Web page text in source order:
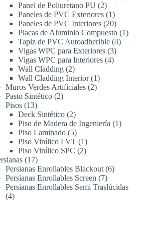
Panel de Poliuretano PU 22
productos
Paneles de PVC Exteriores 11
producto
Paneles de PVC Interiores 2020
productos
Placas de Aluminio Compuesto 11
Tapiz de PVC Autoadherible 44
Vigas WPC para Exteriores 33
productos
Vigas WPC para Interiores 44
Wall Cladding 22
productos
Wall Cladding Interior 11
Muros Verdes Artificiales 22
Pasto Sintético 22
Pisos 1313
productos
Deck Sintético 22
productos
Piso de Madera de Ingeniería 11
Piso Laminado 55
productos
Piso Vinílico LVT 11
producto
Piso Vinílico SPC 22
1717
productos
Persianas Enrollables Blackout 66
Persianas Enrollables Screen 77
productos
Persianas Enrollables Semi Traslúcidas
44